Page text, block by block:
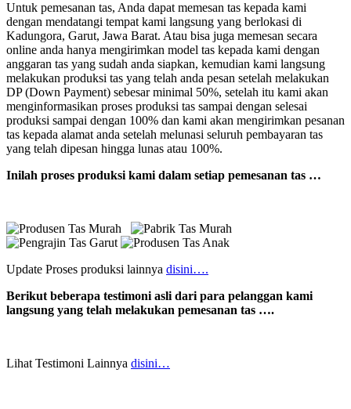
Untuk pemesanan tas, Anda dapat memesan tas kepada kami
dengan mendatangi tempat kami langsung yang berlokasi di
Kadungora, Garut, Jawa Barat. Atau bisa juga memesan secara
online anda hanya mengirimkan model tas kepada kami dengan
anggaran tas yang sudah anda siapkan, kemudian kami langsung
melakukan produksi tas yang telah anda pesan setelah melakukan
DP (Down Payment) sebesar minimal 50%, setelah itu kami akan
menginformasikan proses produksi tas sampai dengan selesai
produksi sampai dengan 100% dan kami akan mengirimkan pesanan
tas kepada alamat anda setelah melunasi seluruh pembayaran tas
yang telah dipesan hingga lunas atau 100%.
Inilah proses produksi kami dalam setiap pemesanan tas …
Update Proses produksi lainnya disini….
Berikut beberapa testimoni asli dari para pelanggan kami
langsung yang telah melakukan pemesanan tas ….
Lihat Testimoni Lainnya disini…